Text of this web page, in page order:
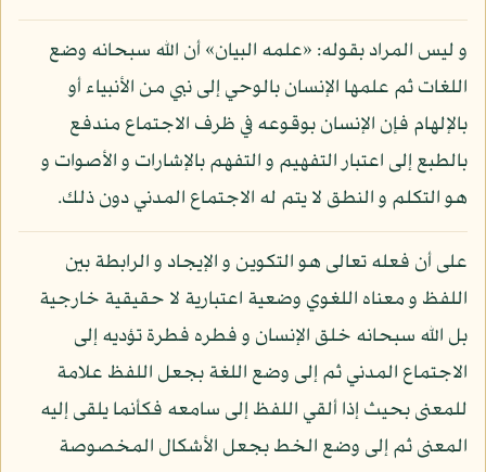
و ليس المراد بقوله: «علمه البيان» أن الله سبحانه وضع
اللغات ثم علمها الإنسان بالوحي إلى نبي من الأنبياء أو
بالإلهام فإن الإنسان بوقوعه في ظرف الاجتماع مندفع
بالطبع إلى اعتبار التفهيم و التفهم بالإشارات و الأصوات و
هو التكلم و النطق لا يتم له الاجتماع المدني دون ذلك.
على أن فعله تعالى هو التكوين و الإيجاد و الرابطة بين
اللفظ و معناه اللغوي وضعية اعتبارية لا حقيقية خارجية
بل الله سبحانه خلق الإنسان و فطره فطرة تؤديه إلى
الاجتماع المدني ثم إلى وضع اللغة بجعل اللفظ علامة
للمعنى بحيث إذا ألقي اللفظ إلى سامعه فكأنما يلقى إليه
المعنى ثم إلى وضع الخط بجعل الأشكال المخصوصة